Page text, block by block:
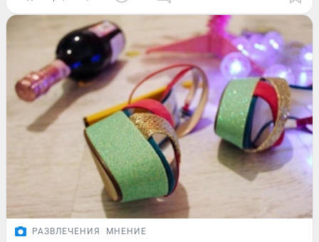
РАЗВЛЕЧЕНИЯ МНЕНИЕ